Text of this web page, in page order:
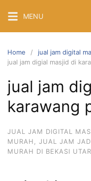
content
MENU
Home
jual jam digital
jual jam digial masjid di
jual jam
karawang
JUAL JAM DIGITAL
MURAH
JUAL JAM
MURAH DI BEKASI